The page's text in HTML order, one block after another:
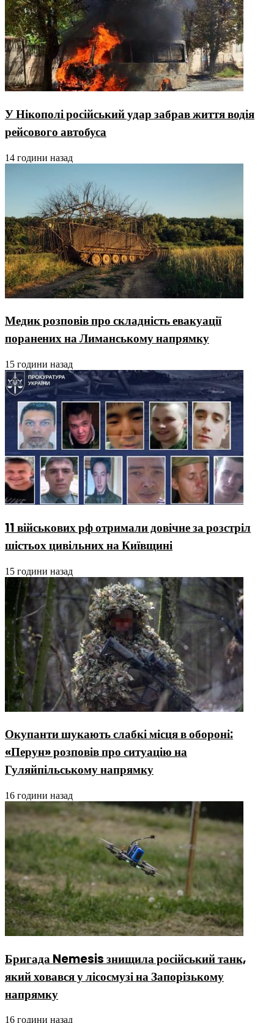
У Нікополі російський удар забрав життя водія
рейсового автобуса
14 години назад
Медик розповів про складність евакуації
поранених на Лиманському напрямку
15 години назад
11 військових рф отримали довічне за розстріл
шістьох цивільних на Київщині
15 години назад
Окупанти шукають слабкі місця в обороні:
«Перун» розповів про ситуацію на
Гуляйпільському напрямку
16 години назад
Бригада Nemesis знищила російський танк,
який ховався у лісосмузі на Запорізькому
напрямку
16 години назад